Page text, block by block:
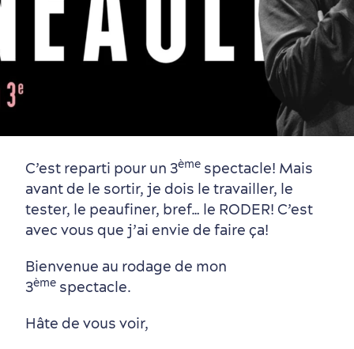
Quartiers centraux
Autour du centre-ville
Quoi faire en août
Activités en été
Produits locaux
dans le Vieux-Québec
Vieux-Québec
Hôtels écologiques
Itinéraires
Magazine Québec cité
C’est reparti pour un 3ème spectacle! Mais
avant de le sortir, je dois le travailler, le
tester, le peaufiner, bref… le RODER! C’est
avec vous que j’ai envie de faire ça!
Bienvenue au rodage de mon
3ème spectacle.
Hâte de vous voir,